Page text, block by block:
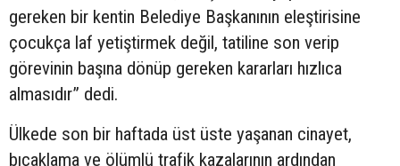
gereken bir kentin Belediye Başkanının eleştirisine
çocukça laf yetiştirmek değil, tatiline son verip
görevinin başına dönüp gereken kararları hızlıca
almasıdır” dedi.
Ülkede son bir haftada üst üste yaşanan cinayet,
bıçaklama ve ölümlü trafik kazalarının ardından